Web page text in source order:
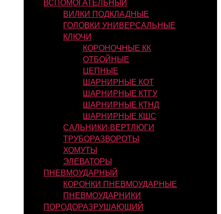
ВИЛКИ ПОДКЛАДНЫЕ
ГОЛОВКИ УНИВЕРСАЛЬНЫЕ
КЛЮЧИ
КОРОНОЧНЫЕ КК
ОТБОЙНЫЕ
ЦЕПНЫЕ
ШАРНИРНЫЕ КОТ
ШАРНИРНЫЕ КТГУ
ШАРНИРНЫЕ КТНД
ШАРНИРНЫЕ КШС
САЛЬНИКИ-ВЕРТЛЮГИ
ТРУБОРАЗВОРОТЫ
ХОМУТЫ
ЭЛЕВАТОРЫ
ПНЕВМОУДАРНЫЙ
КОРОНКИ ПНЕВМОУДАРНЫЕ
ПНЕВМОУДАРНИКИ
ПОРОДОРАЗРУШАЮЩИЙ